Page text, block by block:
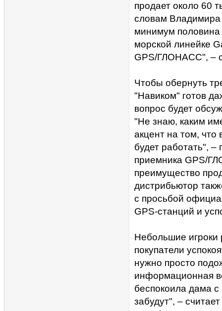
продает около 60
словам Владимира
минимум
морской линейке
GPS/ГЛОНАСС", –
Чтобы обернуть
"Навиком" готов
вопрос будет
"Не знаю, каким
акцент на том,
будет работать",
приемника GPS/
преимущество
дистрибьютор
с просьбой
GPS-станций и
Небольшие игроки
покупатели
нужно просто
информационная
беспокоила дама с
забудут", –